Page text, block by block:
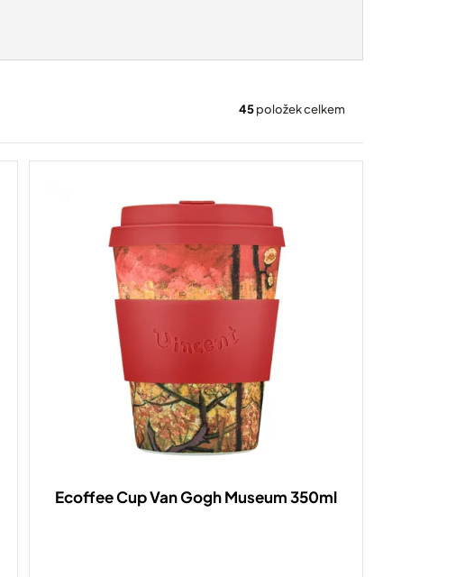
45položek celkem
Ecoffee Cup Van Gogh Museum 350ml